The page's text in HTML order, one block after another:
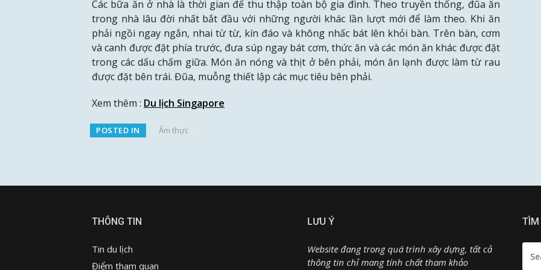
Các bữa ăn ở nhà là thời gian để thu thập toàn bộ gia đình. Theo truyền thống, đũa ăn
trong nhà lâu đời nhất bắt đầu với những người khác lần lượt mới để làm theo. Khi ăn
phải ngồi ngay ngắn, nhai từ từ, kín đáo và không nhấc bát lên khỏi bàn. Trên bàn, cơm
và canh được đặt phía trước, đưa súp ngay bát cơm, thức ăn và các món ăn khác được đặt
trong các dấu chấm giữa. Món ăn nóng và thịt ở bên phải, món ăn lạnh được làm từ rau
được đặt bên trái. Đũa, muỗng thiết lập các mục tiêu bên phải.
Xem thêm : Du lịch Singapore
POSTED IN Ẩm thực
THÔNG TIN
Tin du lịch
Điểm tham quan
LƯU Ý
Website đang trong quá trình xây dựng, tất cả
thông tin chỉ mang tính chất tham khảo
TÌM
FOR: